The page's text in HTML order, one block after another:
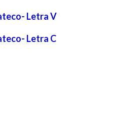
Letra V
Letra C